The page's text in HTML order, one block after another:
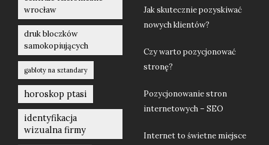
wrocław
druk bloczków
samokopiujących
gabloty na sztandary
horoskop ptasi
identyfikacja
wizualna firmy
Jak skutecznie pozyskiwać
nowych klientów?
Czy warto pozycjonować
stronę?
Pozycjonowanie stron
internetowych – SEO
Internet to świetne miejsce